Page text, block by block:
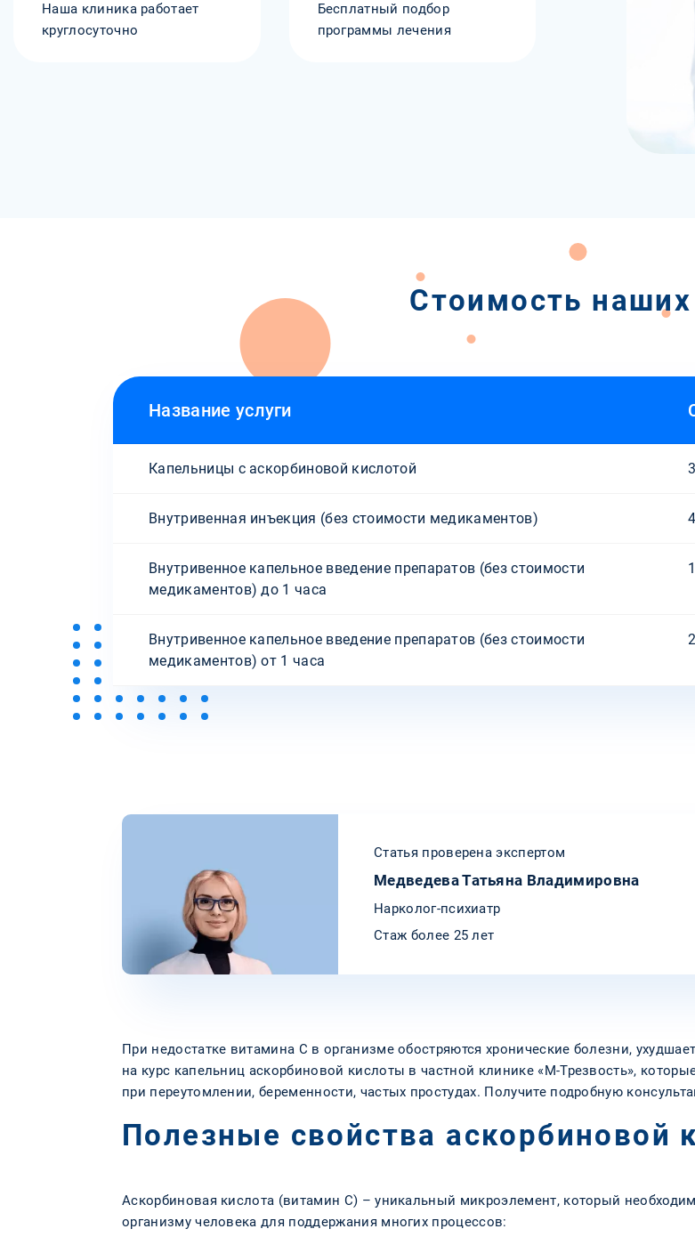
Наша клиника работает
круглосуточно
Бесплатный подбор
программы лечения
Стоимость наших
Название услуги
Капельницы с аскорбиновой кислотой
Внутривенная инъекция (без стоимости медикаментов)
Внутривенное капельное введение препаратов (без стоимости
медикаментов) до 1 часа
Внутривенное капельное введение препаратов (без стоимости
медикаментов) от 1 часа
Статья проверена экспертом
Медведева Татьяна Владимировна
Нарколог-психиатр
Стаж более 25 лет
При недостатке витамина C в организме обостряются хронические болезни,
на курс капельниц аскорбиновой кислоты в частной клинике «М-Трезвость»,
при переутомлении, беременности, частых простудах. Получите подробную
Полезные свойства аскорбиновой
Аскорбиновая кислота (витамин C) – уникальный микроэлемент, который необходим
организму человека для поддержания многих процессов: